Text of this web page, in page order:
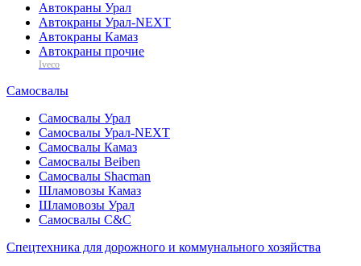
Автокраны Урал
Автокраны Урал-NEXT
Автокраны Камаз
Автокраны прочие
Iveco
Самосвалы
Самосвалы Урал
Самосвалы Урал-NEXT
Самосвалы Камаз
Самосвалы Beiben
Самосвалы Shacman
Шламовозы Камаз
Шламовозы Урал
Самосвалы C&C
Спецтехника для дорожного и коммунального хозяйства